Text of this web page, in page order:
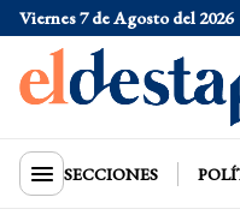
Viernes 7 de Agosto del 2026
Dólar Oficial
SECCIONES